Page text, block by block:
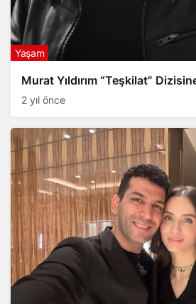
Murat Yıldırım “Teşkilat”
Yaşam
2 yıl önce